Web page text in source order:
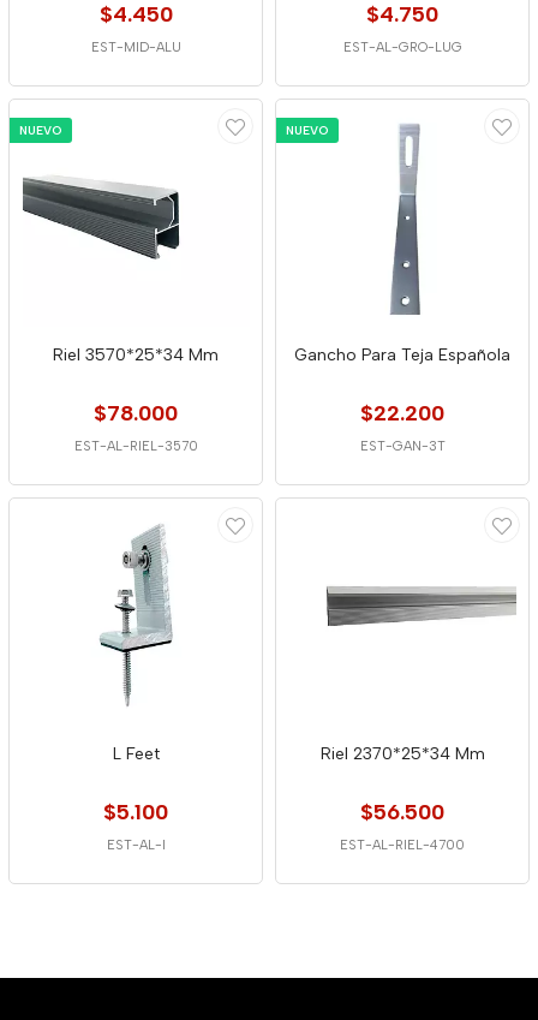
$4.450
EST-MID-ALU
$4.750
EST-AL-GRO-LUG
NUEVO
Riel 3570*25*34 Mm
$78.000
EST-AL-RIEL-3570
NUEVO
Gancho Para Teja Española
$22.200
EST-GAN-3T
L Feet
$5.100
EST-AL-l
Riel 2370*25*34 Mm
$56.500
EST-AL-RIEL-4700